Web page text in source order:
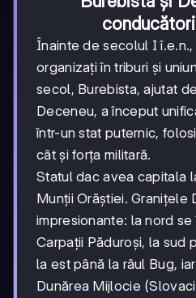
Înainte de secolul I
organizați în triburi și
secol, Burebista, ajutat
Deceneu, a început
într-un stat puternic,
cât și forța militară.
Statul dac avea capitala
Munții Orăștiei. Granițele
impresionante: la nord
Carpații Păduroși, la sud
la est până la râul Bug,
Dunărea Mijlocie